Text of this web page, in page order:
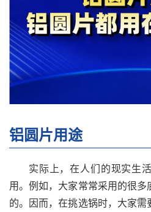
铝圆片用途
实际上，在人们的现实生
用。例如，大家常常采用的很
的。因而，在挑选锅时，大家